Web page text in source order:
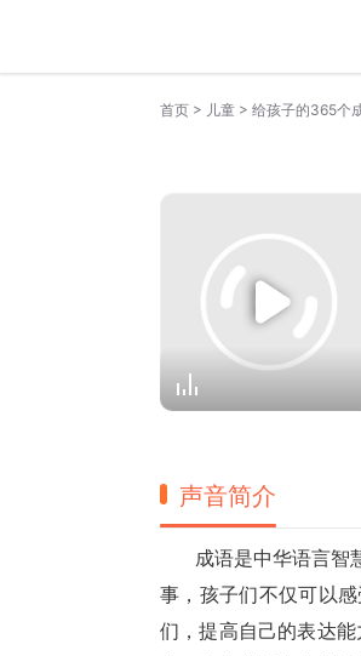
首页 > 儿童 > 给孩子的365个
声音简介
成语是中华语言智慧
事，孩子们不仅可以
们，提高自己的表达